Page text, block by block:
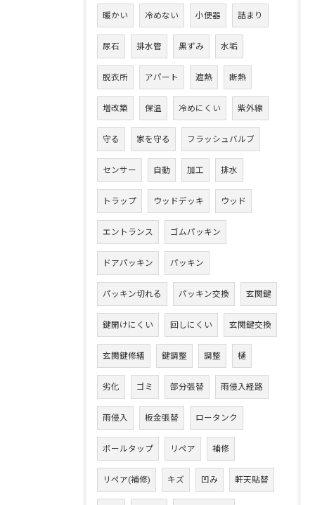
暖かい 冷めない 小便器 詰まり
尿石 排水管 黒ずみ 水垢
脱衣所 アパート 遮熱 断熱
増改築 保温 冷めにくい 紫外線
守る 家を守る フラッシュバルブ
センサー 自動 加工 排水
トラップ ウッドデッキ ウッド
エントランス ゴムパッキン
ドアパッキン パッキン
パッキン切れる パッキン交換 玄関鍵
鍵開けにくい 回しにくい 玄関鍵交換
玄関鍵修繕 鍵調整 調整 樋
劣化 ゴミ 部分張替 雨侵入経路
雨侵入 板金張替 ロータンク
ボールタップ リペア 補修
リペア(補修) キズ 凹み 軒天貼替